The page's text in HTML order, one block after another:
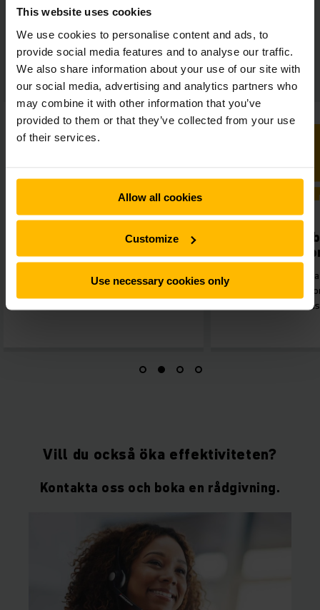
This website uses cookies
We use cookies to personalise content and ads, to
provide social media features and to analyse our traffic.
We also share information about your use of our site with
our social media, advertising and analytics partners who
may combine it with other information that you’ve
provided to them or that they’ve collected from your use
of their services.
Allow all cookies
Customize
Use necessary cookies only
Vår lösning för Trumpf:
Framtidssäker teknik
Intelligent mjukvara,
precisionsnavigering och vårt
prisvinnande logistik-gränssnitt.
Effektiv
genom att
Vill du också öka effektiviteten?
Kontakta oss och boka en rådgivning.